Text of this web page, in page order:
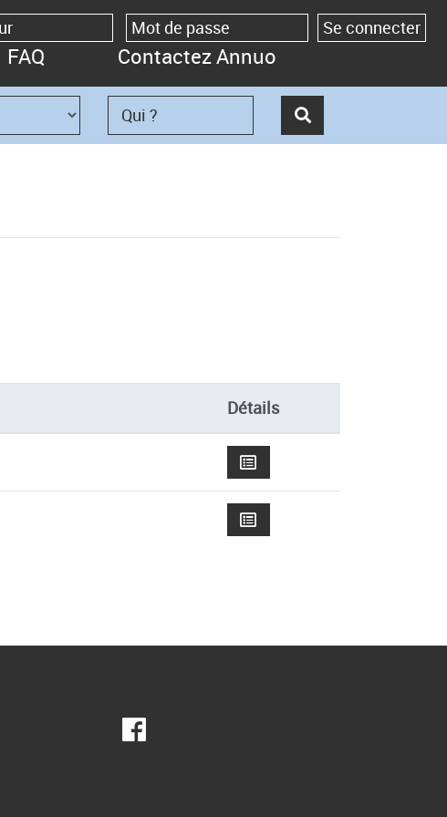
FAQ Contactez Annuo
Détails